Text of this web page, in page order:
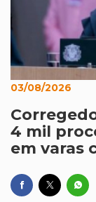
03/08/2026
4 mil
em varas